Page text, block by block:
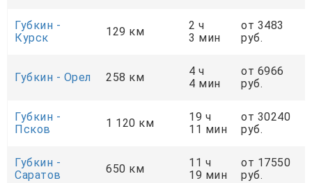
Губкин -
Курск
129 км
2 ч
3 мин
от 3483
руб.
Губкин - Орел 258 км
4 ч
4 мин
от 6966
руб.
Губкин -
Псков
1 120 км
19 ч
11 мин
от 30240
руб.
Губкин -
Саратов
650 км
11 ч
19 мин
от 17550
руб.